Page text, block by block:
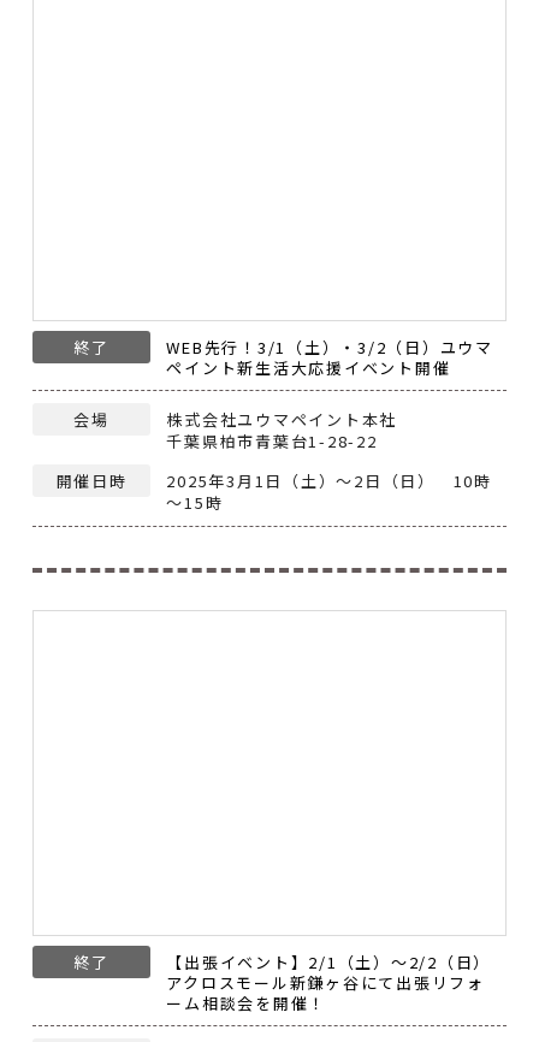
終了
WEB先行！3/1（土）・3/2（日）ユウマ
ペイント新生活大応援イベント開催
会場
株式会社ユウマペイント本社
千葉県柏市青葉台1-28-22
開催日時
2025年3月1日（土）～2日（日） 10時
～15時
終了
【出張イベント】2/1（土）～2/2（日）
アクロスモール新鎌ヶ谷にて出張リフォ
ーム相談会を開催！